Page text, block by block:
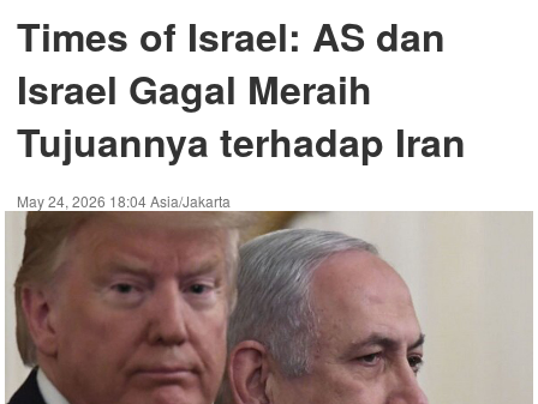
Times of Israel: AS dan
Israel Gagal Meraih
Tujuannya terhadap Iran
May 24, 2026 18:04 Asia/Jakarta